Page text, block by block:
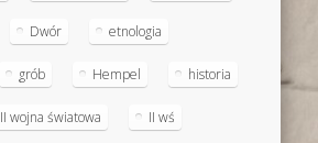
Dwór etnologia
grób Hempel historia
II wojna światowa II wś